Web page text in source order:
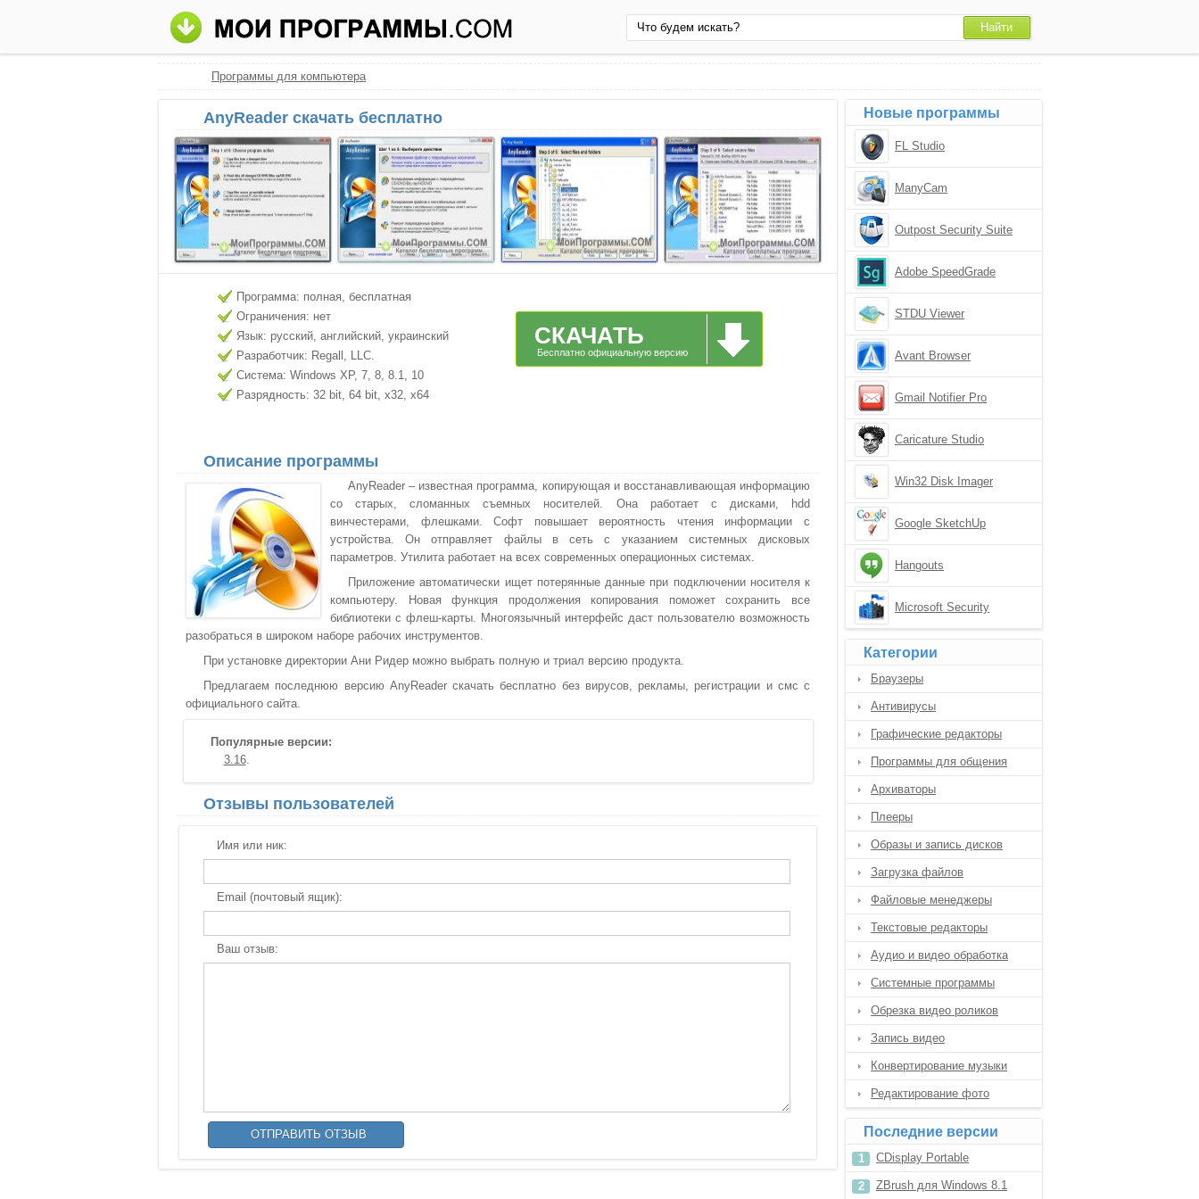
Программы для компьютера
AnyReader скачать бесплатно
Программа: полная, бесплатная
Ограничения: нет
Язык: русский, английский, украинский
Разработчик: Regall, LLC.
Система: Windows XP, 7, 8, 8.1, 10
Разрядность: 32 bit, 64 bit, x32, x64
СКАЧАТЬ
Бесплатно официальную версию
Описание программы
AnyReader – известная программа, копирующая и восстанавливающая информацию
со старых, сломанных съемных носителей. Она работает с дисками, hdd
винчестерами, флешками. Софт повышает вероятность чтения информации с
устройства. Он отправляет файлы в сеть с указанием системных дисковых
параметров. Утилита работает на всех современных операционных системах.
Приложение автоматически ищет потерянные данные при подключении носителя к
компьютеру. Новая функция продолжения копирования поможет сохранить все
библиотеки с флеш-карты. Многоязычный интерфейс даст пользователю возможность
разобраться в широком наборе рабочих инструментов.
При установке директории Ани Ридер можно выбрать полную и триал версию продукта.
Предлагаем последнюю версию AnyReader скачать бесплатно без вирусов, рекламы, регистрации и смс с
официального сайта.
Популярные версии:
3.16
Отзывы пользователей
Имя или ник:
Email (почтовый ящик):
Ваш отзыв:
Новые программы
FL Studio
ManyCam
Outpost Security Suite
Adobe SpeedGrade
STDU Viewer
Avant Browser
Gmail Notifier Pro
Caricature Studio
Win32 Disk Imager
Google SketchUp
Hangouts
Microsoft Security
Категории
Браузеры
Антивирусы
Графические редакторы
Программы для общения
Архиваторы
Плееры
Образы и запись дисков
Загрузка файлов
Файловые менеджеры
Текстовые редакторы
Аудио и видео обработка
Системные программы
Обрезка видео роликов
Запись видео
Конвертирование музыки
Редактирование фото
Последние версии
CDisplay Portable
ZBrush для Windows 8.1